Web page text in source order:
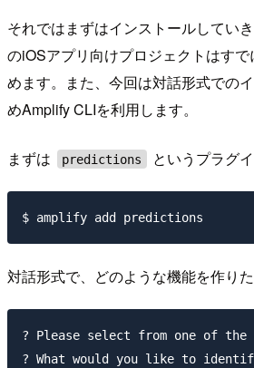
それではまずはインストールしてい
のiOSアプリ向けプロジェクトはす
めます。また、今回は対話形式での
めAmplify CLIを利用します。
まずは predictions というプラグ
対話形式で、どのような機能を作りた
? Please select from one of
? What would you like to